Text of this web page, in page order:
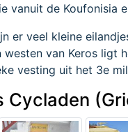
vanuit de Koufonisia
er veel kleine
westen van Keros ligt
vesting uit het 3e
Cycladen